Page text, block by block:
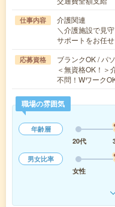
仕事内容
介護関連
＼介護施設で見
サポートをお任
応募資格
ブランクOK / パ
＜無資格OK！＞
不問！Wワーク
職場の雰囲気
年齢層
20代
男女比率
女性